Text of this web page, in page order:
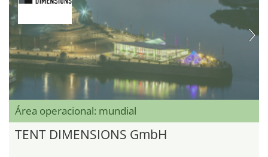
Área operacional: mundial
TENT DIMENSIONS GmbH